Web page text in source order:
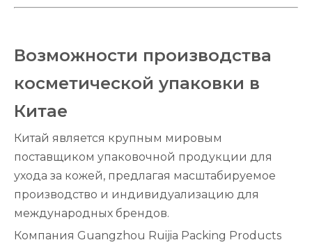
Возможности производства
косметической упаковки в
Китае
Китай является крупным мировым
поставщиком упаковочной продукции для
ухода за кожей, предлагая масштабируемое
производство и индивидуализацию для
международных брендов.
Компания Guangzhou Ruijia Packing Products